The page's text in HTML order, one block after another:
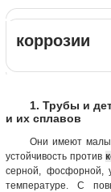
коррозии
1. Трубы и
и их сплавов
Они имеют
устойчивость против
серной, фосфорной,
температуре. С